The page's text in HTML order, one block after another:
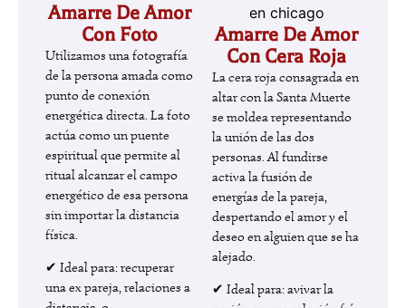
Amarre De Amor
Con Foto
Utilizamos una fotografía
de la persona amada como
punto de conexión
energética directa. La foto
actúa como un puente
espiritual que permite al
ritual alcanzar el campo
energético de esa persona
sin importar la distancia
física.
✔ Ideal para: recuperar
una ex pareja, relaciones a
Amarre De Amor
Con Cera Roja
La cera roja consagrada en
altar con la Santa Muerte
se moldea representando
la unión de las dos
personas. Al fundirse
activa la fusión de
energías de la pareja,
despertando el amor y el
deseo en alguien que se ha
alejado.
✔ Ideal para: avivar la